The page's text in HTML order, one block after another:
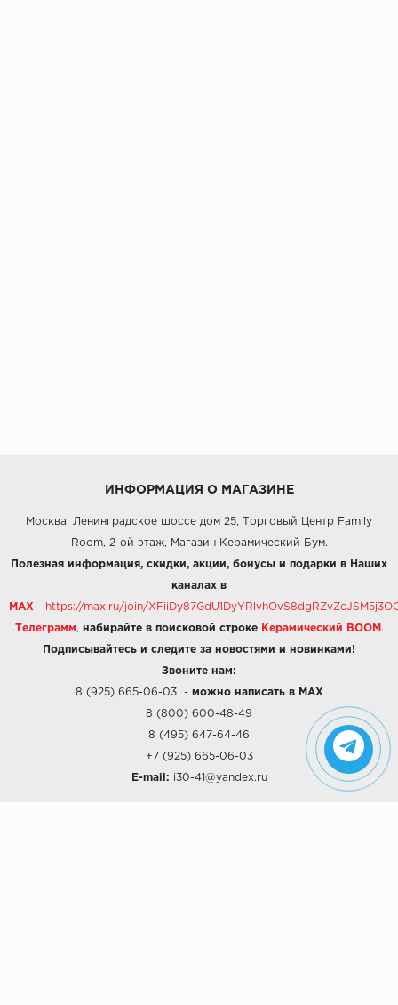
ИНФОРМАЦИЯ О МАГАЗИНЕ
Москва, Ленинградское шоссе дом 25, Торговый Центр Family
Room, 2-ой этаж, Магазин Керамический Бум.
Полезная информация, скидки, акции, бонусы и подарки в Наших
каналах в
MAX - https://max.ru/join/
Телеграмм набирайте в поисковой строке Керамический BOOM .
Подписывайтесь и следите за новостями и новинками!
Звоните нам:
8 (925) 665-06-03- можно написать в MAX
8 (800) 600-48-49
8 (495) 647-64-46
+7 (925) 665-06-03
E-mail: i30-41@yandex.ru